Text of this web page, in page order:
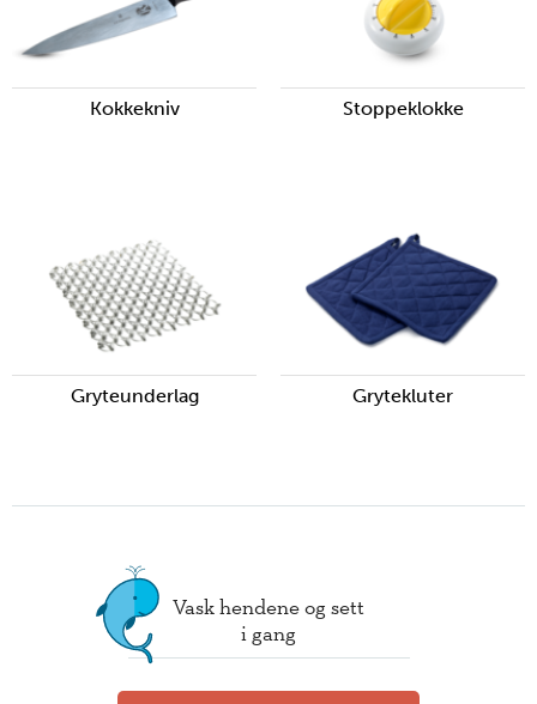
Kokkekniv Stoppeklokke
Gryteunderlag Grytekluter
Vask hendene og sett
i gang